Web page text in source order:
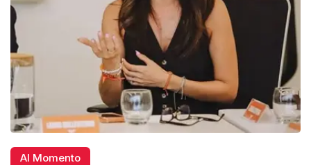
Al Momento